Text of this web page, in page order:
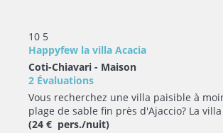
10 5
Happyfew la villa Acacia
Coti-Chiavari - Maison
2 Évaluations
Vous recherchez une villa paisible à
plage de sable fin près d'Ajaccio? La
(24 € pers./nuit)